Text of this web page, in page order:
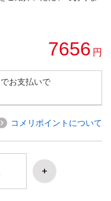
7656 円
お支払いで
コメリポイントについて